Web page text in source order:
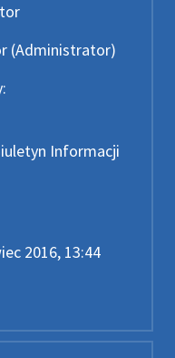
(Administrator)
Informacji
2016, 13:44